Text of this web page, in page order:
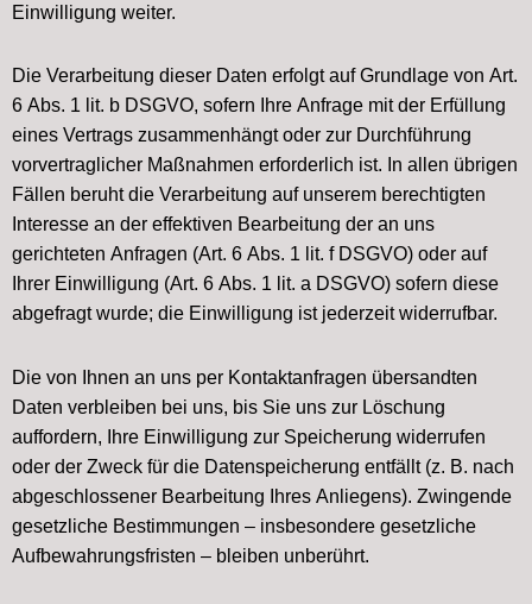
Einwilligung weiter.
Die Verarbeitung dieser Daten erfolgt auf Grundlage von Art.
6 Abs. 1 lit. b DSGVO, sofern Ihre Anfrage mit der Erfüllung
eines Vertrags zusammenhängt oder zur Durchführung
vorvertraglicher Maßnahmen erforderlich ist. In allen übrigen
Fällen beruht die Verarbeitung auf unserem berechtigten
Interesse an der effektiven Bearbeitung der an uns
gerichteten Anfragen (Art. 6 Abs. 1 lit. f DSGVO) oder auf
Ihrer Einwilligung (Art. 6 Abs. 1 lit. a DSGVO) sofern diese
abgefragt wurde; die Einwilligung ist jederzeit widerrufbar.
Die von Ihnen an uns per Kontaktanfragen übersandten
Daten verbleiben bei uns, bis Sie uns zur Löschung
auffordern, Ihre Einwilligung zur Speicherung widerrufen
oder der Zweck für die Datenspeicherung entfällt (z. B. nach
abgeschlossener Bearbeitung Ihres Anliegens). Zwingende
gesetzliche Bestimmungen – insbesondere gesetzliche
Aufbewahrungsfristen – bleiben unberührt.